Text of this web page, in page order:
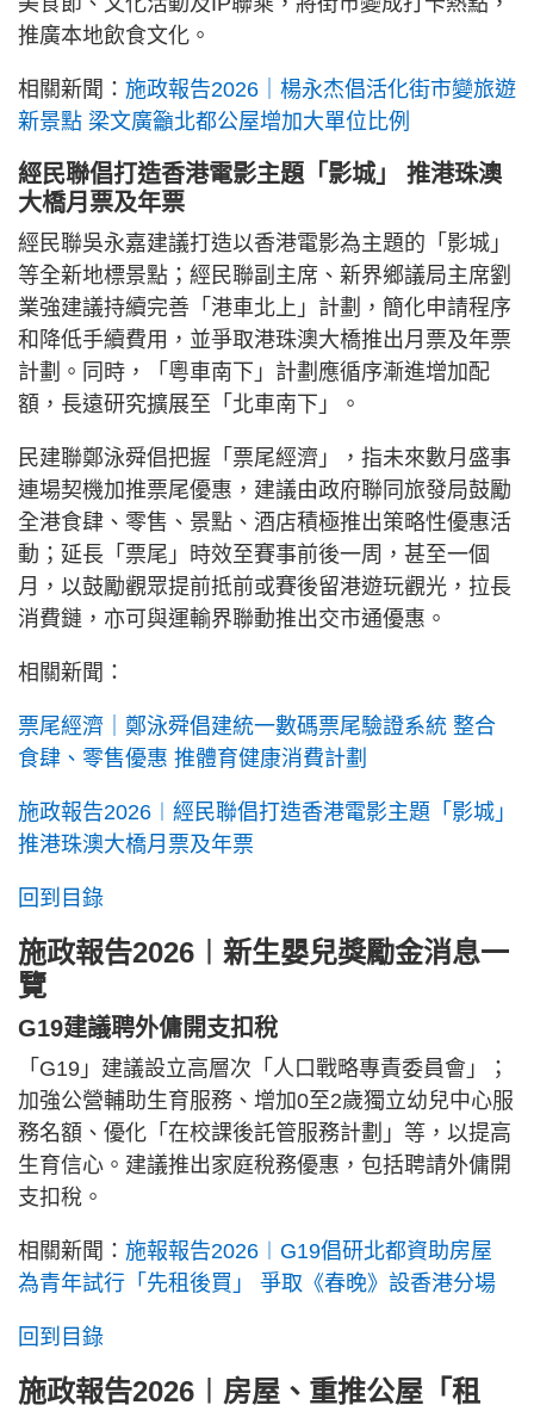
推廣本地飲食文化。
相關新聞： 施政報告2026｜楊永杰倡活化街市變旅遊
新景點 梁文廣籲北都公屋增加大單位比例
經民聯倡打造香港電影主題「影城」 推港珠澳
大橋月票及年票
經民聯吳永嘉建議打造以香港電影為主題的「影城」
等全新地標景點；經民聯副主席、新界鄉議局主席劉
業強建議持續完善「港車北上」計劃，簡化申請程序
和降低手續費用，並爭取港珠澳大橋推出月票及年票
計劃。同時，「粵車南下」計劃應循序漸進增加配
額，長遠研究擴展至「北車南下」。
民建聯鄭泳舜倡把握「票尾經濟」，指未來數月盛事
連場契機加推票尾優惠，建議由政府聯同旅發局鼓勵
全港食肆、零售、景點、酒店積極推出策略性優惠活
動；延長「票尾」時效至賽事前後一周，甚至一個
月，以鼓勵觀眾提前抵前或賽後留港遊玩觀光，拉長
消費鏈，亦可與運輸界聯動推出交市通優惠。
相關新聞：
票尾經濟｜鄭泳舜倡建統一數碼票尾驗證系統 整合
食肆、零售優惠 推體育健康消費計劃
施政報告2026︱經民聯倡打造香港電影主題「影城」
推港珠澳大橋月票及年票
回到目錄
施政報告2026︱新生嬰兒獎勵金消息一
覽
G19建議聘外傭開支扣稅
「G19」建議設立高層次「人口戰略專責委員會」；
加強公營輔助生育服務、增加0至2歲獨立幼兒中心服
務名額、優化「在校課後託管服務計劃」等，以提高
生育信心。建議推出家庭稅務優惠，包括聘請外傭開
支扣稅。
相關新聞： 施報報告2026︱G19倡研北都資助房屋
為青年試行「先租後買」 爭取《春晚》設香港分場
回到目錄
施政報告2026︱房屋、重推公屋「租